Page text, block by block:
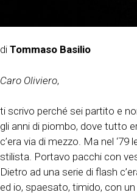
di Tommaso Basilio
Caro Oliviero,
ti scrivo perché sei partito e
gli anni di piombo, dove tutto
c’era via di mezzo. Ma nel
stilista. Portavo pacchi con
Dietro ad una serie di flash
ed io, spaesato, timido, con